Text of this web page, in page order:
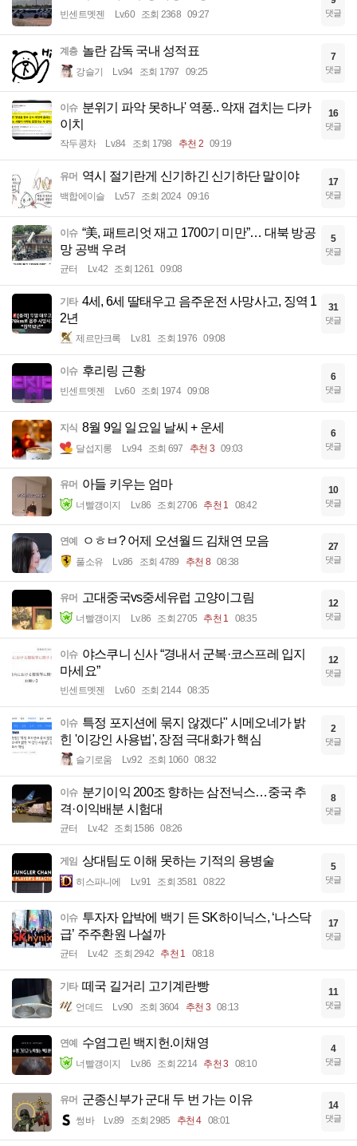
빈센트멧젠 Lv.60 조회 2368 09:27 댓글
계층 놀란 감독 국내 성적표
강슬기 Lv.94 조회 1797 09:25
7
댓글
이슈 분위기 파악 못하나' 역풍.. 악재 겹치는 다카
이치
작두콩차 Lv.84 조회 1798 추천 2 09:19
16
댓글
유머 역시 절기란게 신기하긴 신기하단 말이야
백합에이슬 Lv.57 조회 2024 09:16
17
댓글
이슈 “美, 패트리엇 재고 1700기 미만”… 대북 방공
망 공백 우려
균터 Lv.42 조회 1261 09:08
5
댓글
기타 4세, 6세 딸태우고 음주운전 사망사고, 징역 1
2년
제르만크록 Lv.81 조회 1976 09:08
31
댓글
이슈 후리링 근황
빈센트멧젠 Lv.60 조회 1974 09:08
6
댓글
지식 8월 9일 일요일 날씨 + 운세
달섭지롱 Lv.94 조회 697 추천 3 09:03
6
댓글
유머 아들 키우는 엄마
너빨갱이지 Lv.86 조회 2706 추천 1 08:42
10
댓글
연예 ㅇㅎㅂ? 어제 오션월드 김채연 모음
풀소유 Lv.86 조회 4789 추천 8 08:38
27
댓글
유머 고대중국vs중세유럽 고양이그림
너빨갱이지 Lv.86 조회 2705 추천 1 08:35
12
댓글
이슈 야스쿠니 신사 “경내서 군복·코스프레 입지
마세요”
빈센트멧젠 Lv.60 조회 2144 08:35
12
댓글
이슈 특정 포지션에 묶지 않겠다" 시메오네가 밝
힌 '이강인 사용법', 장점 극대화가 핵심
슬기로움 Lv.92 조회 1060 08:32
2
댓글
이슈 분기이익 200조 향하는 삼전닉스…중국 추
격·이익배분 시험대
균터 Lv.42 조회 1586 08:26
8
댓글
게임 상대팀도 이해 못하는 기적의 용병술
히스파니에 Lv.91 조회 3581 08:22
5
댓글
이슈 투자자 압박에 백기 든 SK하이닉스, ‘나스닥
급’ 주주환원 나설까
균터 Lv.42 조회 2942 추천 1 08:18
17
댓글
기타 떼국 길거리 고기계란빵
언데드 Lv.90 조회 3604 추천 3 08:13
11
댓글
연예 수염그린 백지헌.이채영
너빨갱이지 Lv.86 조회 2214 추천 3 08:10
4
댓글
유머 군종신부가 군대 두 번 가는 이유
썽바 Lv.89 조회 2985 추천 4 08:01
14
댓글